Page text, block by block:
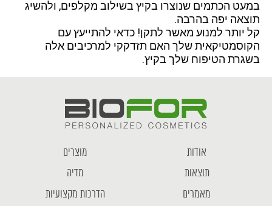
במעט הכתמים שנוצרו בקיץ בשילוב מקלפים, ולהשיג
תוצאה יפה בהרבה.
קל יותר למנוע מאשר לתקן! כדאי להתייעץ עם
הקוסמטיקאית שלך האם תזדקקי למרכיבים אלה
בשגרת הטיפוח שלך בקיץ.
אודות
מוצרים
תוצאות
מדיה
מאמרים
הדרכות מקצועיות